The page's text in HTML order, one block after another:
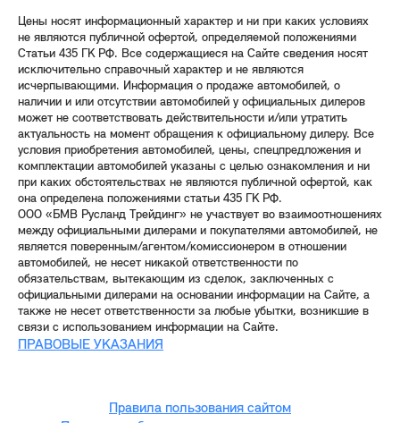
Цены носят информационный характер и ни при каких условиях
не являются публичной офертой, определяемой положениями
Статьи 435 ГК РФ. Все содержащиеся на Сайте сведения носят
исключительно справочный характер и не являются
исчерпывающими. Информация о продаже автомобилей, о
наличии и или отсутствии автомобилей у официальных дилеров
может не соответствовать действительности и/или утратить
актуальность на момент обращения к официальному дилеру. Все
условия приобретения автомобилей, цены, спецпредложения и
комплектации автомобилей указаны с целью ознакомления и ни
при каких обстоятельствах не являются публичной офертой, как
она определена положениями статьи 435 ГК РФ.
ООО «БМВ Русланд Трейдинг» не участвует во взаимоотношениях
между официальными дилерами и покупателями автомобилей, не
является поверенным/агентом/комиссионером в отношении
автомобилей, не несет никакой ответственности по
обязательствам, вытекающим из сделок, заключенных с
официальными дилерами на основании информации на Сайте, а
также не несет ответственности за любые убытки, возникшие в
связи с использованием информации на Сайте.
ПРАВОВЫЕ УКАЗАНИЯ
Правила пользования сайтом